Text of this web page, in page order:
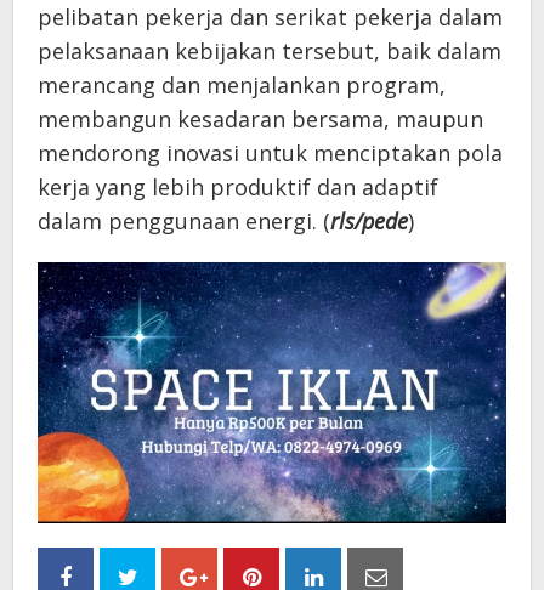
pelibatan pekerja dan serikat pekerja dalam
pelaksanaan kebijakan tersebut, baik dalam
merancang dan menjalankan program,
membangun kesadaran bersama, maupun
mendorong inovasi untuk menciptakan pola
kerja yang lebih produktif dan adaptif
dalam penggunaan energi. (rls/pede)